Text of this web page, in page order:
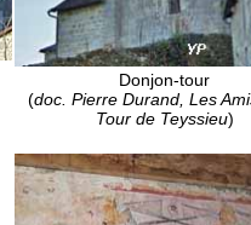
Donjon-tour
(doc. Pierre Durand, Les
Tour de Teyssieu)